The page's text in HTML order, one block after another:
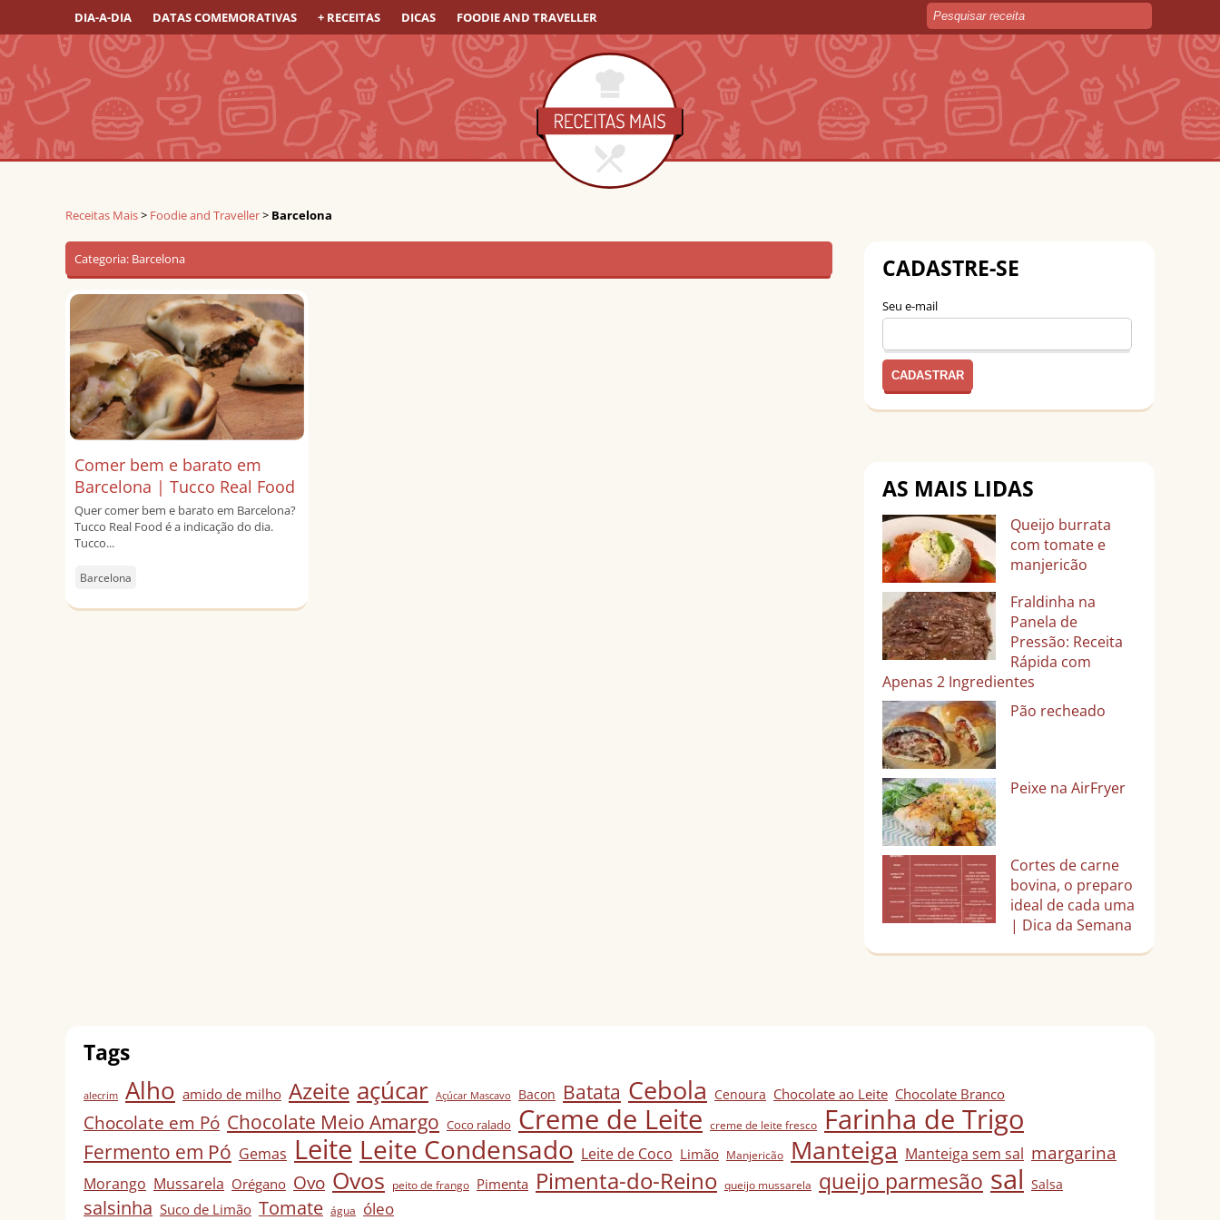
DIA-A-DIA DATAS COMEMORATIVAS + RECEITAS DICAS FOODIE AND TRAVELLER
Receitas Mais> Foodie and Traveller> Barcelona
Categoria: Barcelona
Comer bem e barato em
Barcelona | Tucco Real Food
Quer comer bem e barato em Barcelona?
Tucco Real Food é a indicação do dia.
Tucco...
Barcelona
CADASTRE-SE
Seu e-mail
AS MAIS LIDAS
Queijo burrata
com tomate e
manjericão
Fraldinha na
Panela de
Pressão: Receita
Rápida com
Apenas 2 Ingredientes
Pão recheado
Peixe na AirFryer
Cortes de carne
bovina, o preparo
ideal de cada uma
| Dica da Semana
Tags
alecrim Alho amido de milho Azeite açúcar Açúcar Mascavo Bacon Batata Cebola Cenoura Chocolate ao Leite Chocolate Branco
Chocolate em Pó Chocolate Meio Amargo Coco ralado Creme de Leite creme de leite fresco Farinha de Trigo
Fermento em Pó Gemas Leite Leite Condensado Leite de Coco Limão Manjericão Manteiga Manteiga sem sal margarina
Morango Mussarela Orégano Ovo Ovos peito de frango Pimenta Pimenta-do-Reino queijo mussarela queijo parmesão sal Salsa
salsinha Suco de Limão Tomate água óleo